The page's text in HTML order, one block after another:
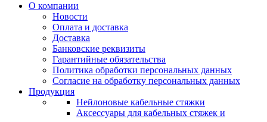
О компании
Новости
Оплата и доставка
Доставка
Банковские реквизиты
Гарантийные обязательства
Политика обработки персональных данных
Согласие на обработку персональных данных
Продукция
Нейлоновые кабельные стяжки
Аксессуары для кабельных стяжек и